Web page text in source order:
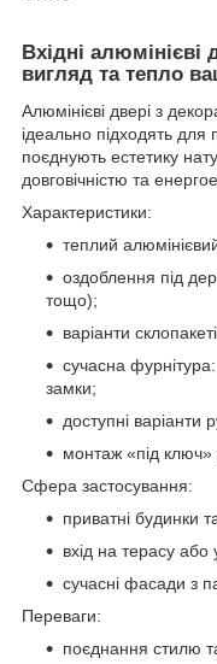
Вхідні
вигляд та тепло
Алюмінієві двері з
ідеально підходять для
поєднують естетику
довговічністю та
Характеристики:
теплий
оздоблення під
тощо);
варіанти
сучасна фурнітура:
замки;
доступні варіанти
монтаж «під ключ»
Сфера застосування:
приватні будинки
вхід на терасу або
сучасні фасади з
Переваги:
поєднання стилю